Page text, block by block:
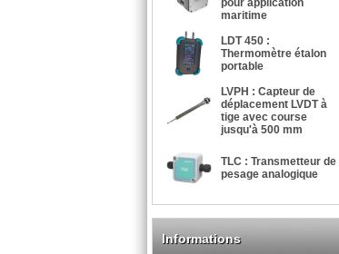
pour application
maritime
LDT 450 :
Thermomètre étalon
portable
LVPH : Capteur de
déplacement LVDT à
tige avec course
jusqu'à 500 mm
TLC : Transmetteur de
pesage analogique
Informations